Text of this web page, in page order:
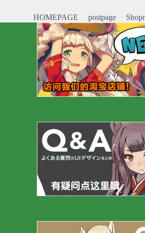
HOMEPAGE postpage